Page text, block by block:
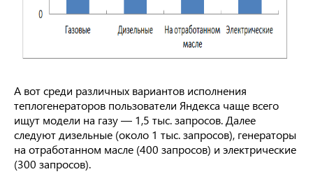
А вот среди различных вариантов исполнения
теплогенераторов пользователи Яндекса чаще всего
ищут модели на газу — 1,5 тыс. запросов. Далее
следуют дизельные (около 1 тыс. запросов), генераторы
на отработанном масле (400 запросов) и электрические
(300 запросов).